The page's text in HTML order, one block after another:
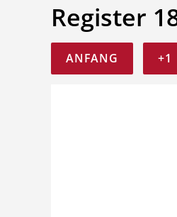
Register
ANFANG +1